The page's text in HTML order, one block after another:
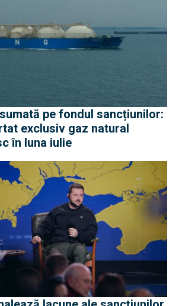
pe fondul sancțiunilor:
exclusiv gaz natural
în luna iulie